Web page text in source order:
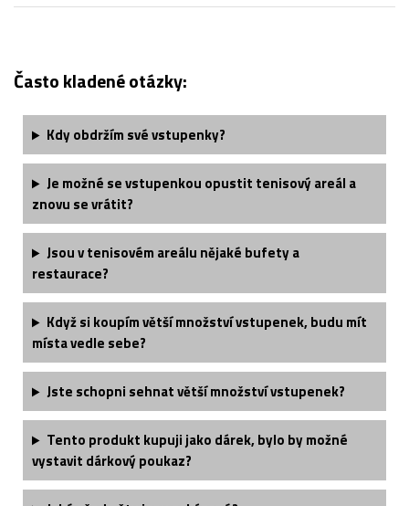
Často kladené otázky:
Kdy obdržím své vstupenky?
Je možné se vstupenkou opustit tenisový areál a
znovu se vrátit?
Jsou v tenisovém areálu nějaké bufety a
restaurace?
Když si koupím větší množství vstupenek, budu mít
místa vedle sebe?
Jste schopni sehnat větší množství vstupenek?
Tento produkt kupuji jako dárek, bylo by možné
vystavit dárkový poukaz?